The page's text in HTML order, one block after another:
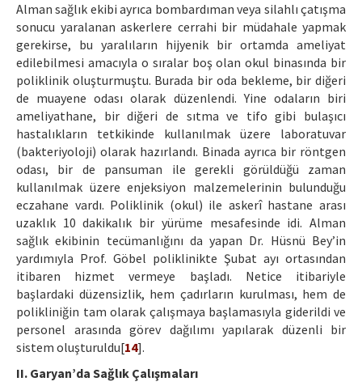
Alman sağlık ekibi ayrıca bombardıman veya silahlı çatışma
sonucu yaralanan askerlere cerrahi bir müdahale yapmak
gerekirse, bu yaralıların hijyenik bir ortamda ameliyat
edilebilmesi amacıyla o sıralar boş olan okul binasında bir
poliklinik oluşturmuştu. Burada bir oda bekleme, bir diğeri
de muayene odası olarak düzenlendi. Yine odaların biri
ameliyathane, bir diğeri de sıtma ve tifo gibi bulaşıcı
hastalıkların tetkikinde kullanılmak üzere laboratuvar
(bakteriyoloji) olarak hazırlandı. Binada ayrıca bir röntgen
odası, bir de pansuman ile gerekli görüldüğü zaman
kullanılmak üzere enjeksiyon malzemelerinin bulunduğu
eczahane vardı. Poliklinik (okul) ile askerî hastane arası
uzaklık 10 dakikalık bir yürüme mesafesinde idi. Alman
sağlık ekibinin tecümanlığını da yapan Dr. Hüsnü Bey’in
yardımıyla Prof. Göbel poliklinikte Şubat ayı ortasından
itibaren hizmet vermeye başladı. Netice itibariyle
başlardaki düzensizlik, hem çadırların kurulması, hem de
polikliniğin tam olarak çalışmaya başlamasıyla giderildi ve
personel arasında görev dağılımı yapılarak düzenli bir
sistem oluşturuldu[14].
II. Garyan’da Sağlık Çalışmaları